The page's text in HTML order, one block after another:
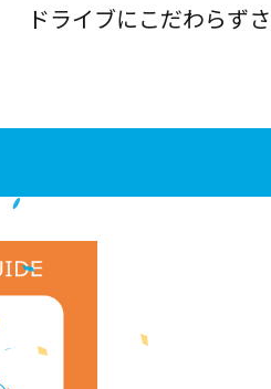
ドライブにこだわらず